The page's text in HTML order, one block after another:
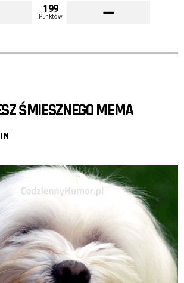
199
Punktów
ŚMIESZNEGO MEMA